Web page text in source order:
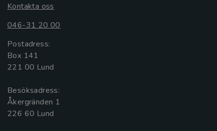
Kontakta oss
046-31 20 00
Postadress:
Box 141
221 00 Lund
Besöksadress:
Åkergränden 1